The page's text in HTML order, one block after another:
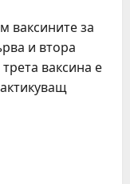
ваксините за
и втора
ваксина е